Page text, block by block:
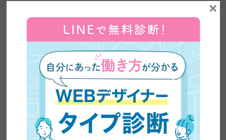
い」と感じるかもしれませんが、それ以上の価値があります。
気を出して、思い切って一歩踏み出しましょう！
ーありがとうございます。これで以上になります！今回はお忙し
い中お付き合いいただきありがとうございました。
×